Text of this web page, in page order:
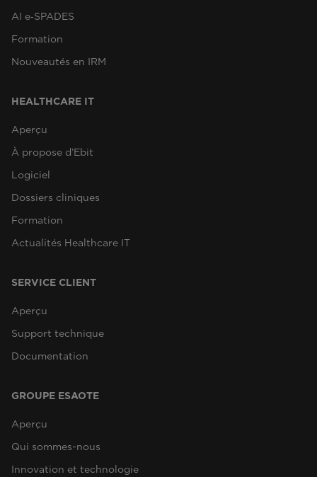
AI e‑SPADES
Formation
Nouveautés en IRM
HEALTHCARE IT
Aperçu
À propose d’Ebit
Logiciel
Dossiers cliniques
Formation
Actualités Healthcare IT
SERVICE CLIENT
Aperçu
Support technique
Documentation
GROUPE ESAOTE
Aperçu
Qui sommes-nous
Innovation et technologie